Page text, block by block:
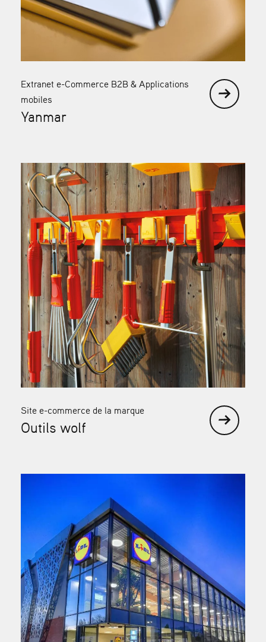
Extranet e-Commerce B2B & Applications
mobiles
Yanmar
Site e-commerce de la marque
Outils wolf